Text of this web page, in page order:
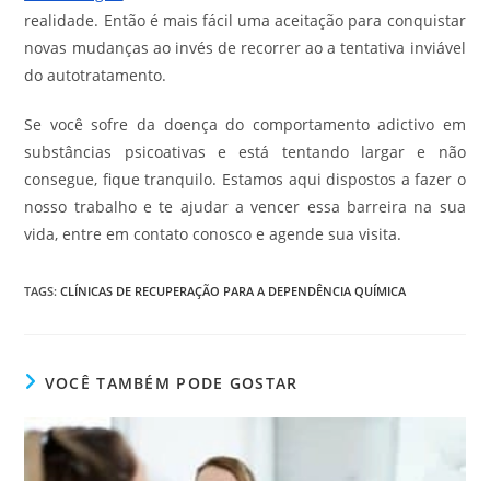
realidade. Então é mais fácil uma aceitação para conquistar
novas mudanças ao invés de recorrer ao a tentativa inviável
do autotratamento.
Se você sofre da doença do comportamento adictivo em
substâncias psicoativas e está tentando largar e não
consegue, fique tranquilo. Estamos aqui dispostos a fazer o
nosso trabalho e te ajudar a vencer essa barreira na sua
vida, entre em contato conosco e agende sua visita.
TAGS:CLÍNICAS DE RECUPERAÇÃO PARA A DEPENDÊNCIA QUÍMICA
VOCÊ TAMBÉM PODE GOSTAR